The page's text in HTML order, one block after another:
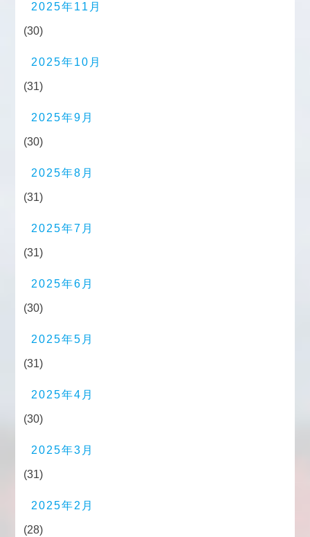
2025年11月
(30)
2025年10月
(31)
2025年9月
(30)
2025年8月
(31)
2025年7月
(31)
2025年6月
(30)
2025年5月
(31)
2025年4月
(30)
2025年3月
(31)
2025年2月
(28)